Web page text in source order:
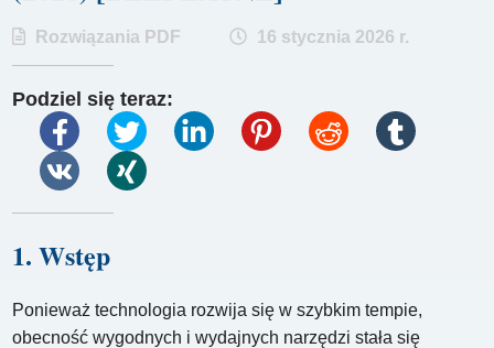
Rozwiązania PDF 16 stycznia 2026 r.
Podziel się teraz:
1. Wstęp
Ponieważ technologia rozwija się w szybkim tempie,
obecność wygodnych i wydajnych narzędzi stała się